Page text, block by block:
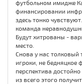
футбольном имидже
финансировании
здесь тонко
команда
Будут хитрованы -
место.
Снова у нас
игроки, не бедняцкое
перспектива
из всего этого